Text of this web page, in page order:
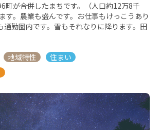
町が合併したまちです。（人口約12万8千
通勤圏内です。雪もそれなりに降ります。田